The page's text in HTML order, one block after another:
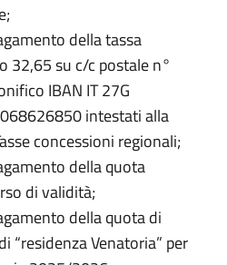
della tassa
32,65 su c/c postale n°
IBAN IT 27G
intestati alla
concessioni regionali;
della quota
di validità;
della quota di
“residenza Venatoria” per